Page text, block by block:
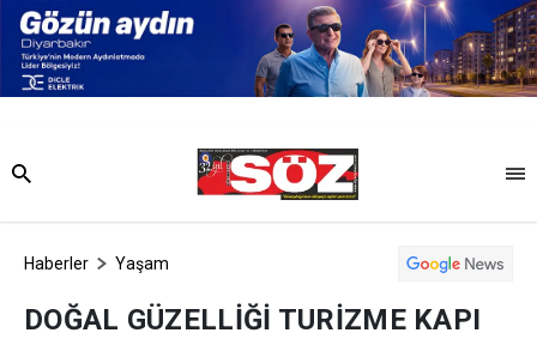
Haberler Yaşam
DOĞAL GÜZELLİĞİ TURİZME KAPI